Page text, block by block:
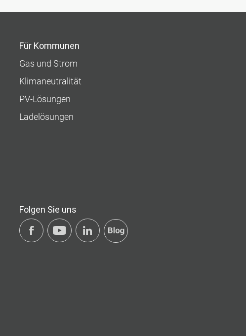
Für Kommunen
Gas und Strom
Klimaneutralität
PV-Lösungen
Ladelösungen
Folgen Sie uns